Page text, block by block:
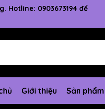
Hotline: 0903673194 để
Giới thiệu Sản phẩm